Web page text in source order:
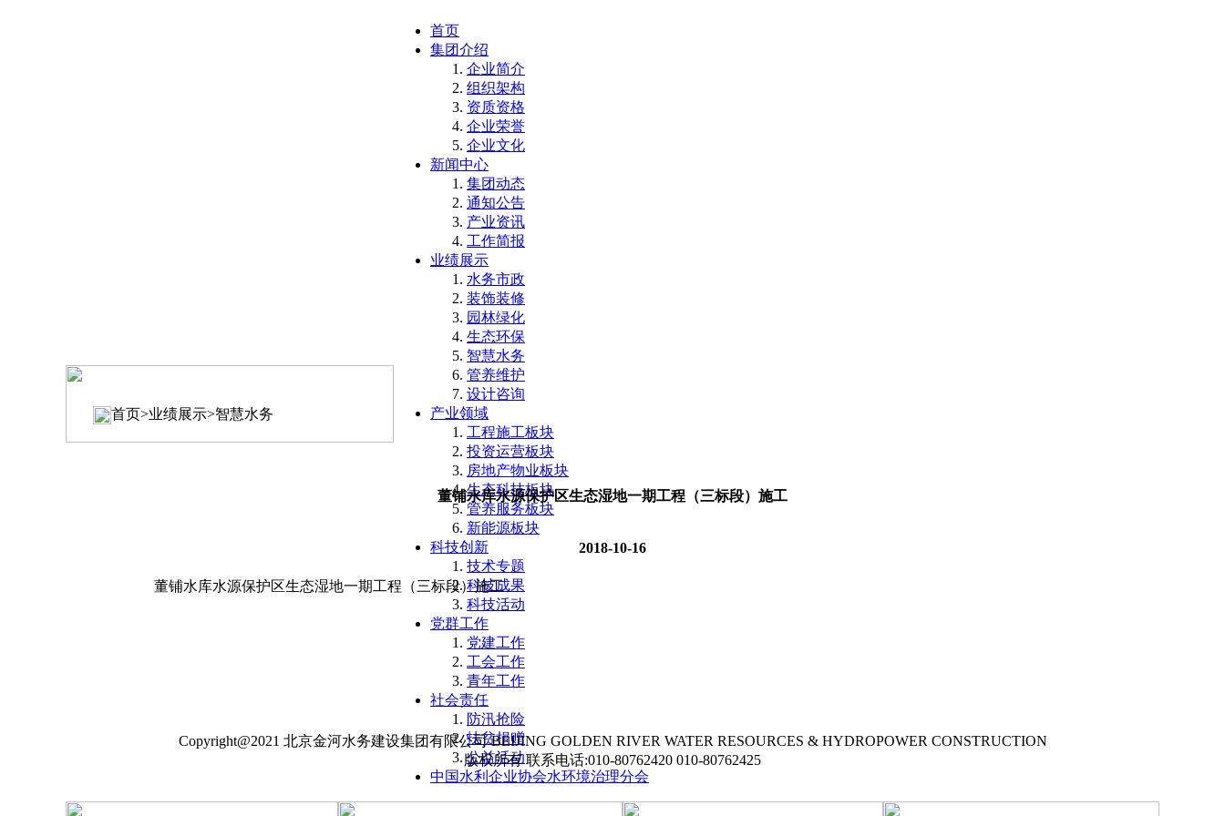
首页
集团介绍
企业简介
组织架构
资质资格
企业荣誉
企业文化
新闻中心
集团动态
通知公告
产业资讯
工作简报
业绩展示
水务市政
装饰装修
园林绿化
生态环保
智慧水务
管养维护
设计咨询
产业领域
工程施工板块
投资运营板块
房地产物业板块
生态科技板块
管养服务板块
新能源板块
科技创新
技术专题
科技成果
科技活动
党群工作
党建工作
工会工作
青年工作
社会责任
防汛抢险
扶贫捐赠
公益活动
中国水利企业协会水环境治理分会
首页>业绩展示>智慧水务
董铺水库水源保护区生态湿地一期工程（三标段）施工
2018-10-16
董铺水库水源保护区生态湿地一期工程（三标段）施工
Copyright@2021 北京金河水务建设集团有限公司 BEIJING GOLDEN RIVER WATER RESOURCES & HYDROPOWER CONSTRUCTION
版权所有 联系电话:010-80762420 010-80762425